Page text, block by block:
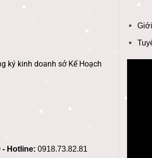
ký kinh doanh sở Kế Hoạch
- Hotline: 0918.73.82.81